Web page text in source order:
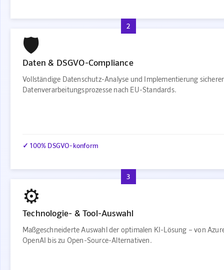
2
🛡️
Daten & DSGVO-Compliance
Vollständige Datenschutz-Analyse und Implementierung sicherer
Datenverarbeitungsprozesse nach EU-Standards.
✓ 100% DSGVO-konform
3
⚙️
Technologie- & Tool-Auswahl
Maßgeschneiderte Auswahl der optimalen KI-Lösung – von
OpenAI bis zu Open-Source-Alternativen.